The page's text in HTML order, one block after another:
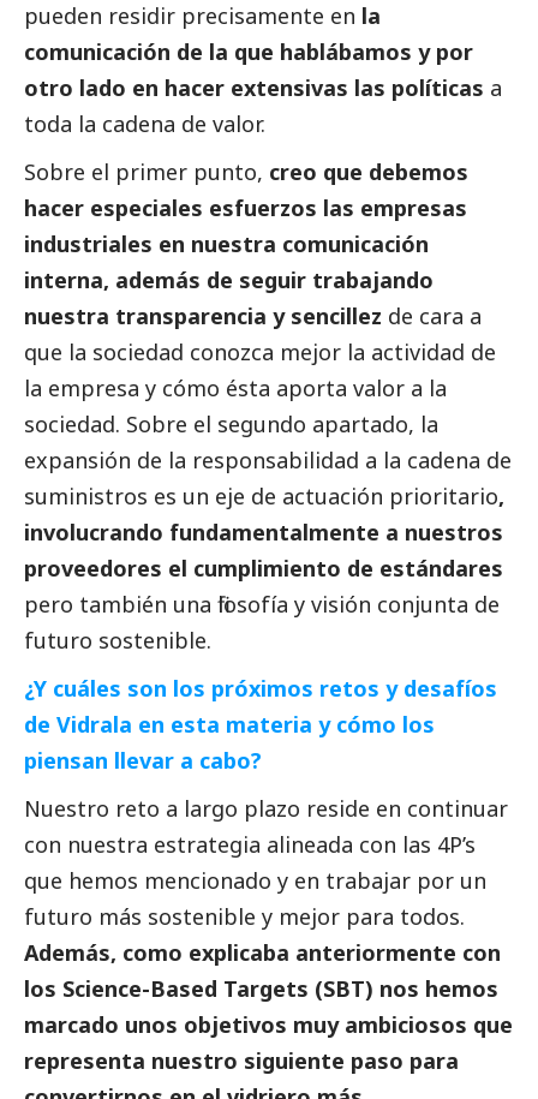
pueden residir precisamente en la
comunicación de la que hablábamos y por
otro lado en hacer extensivas las políticas a
toda la cadena de valor.
Sobre el primer punto, creo que debemos
hacer especiales esfuerzos las empresas
industriales en nuestra comunicación
interna, además de seguir trabajando
nuestra transparencia y sencillez de cara a
que la sociedad conozca mejor la actividad de
la empresa y cómo ésta aporta valor a la
sociedad. Sobre el segundo apartado, la
expansión de la responsabilidad a la cadena de
suministros es un eje de actuación prioritario,
involucrando fundamentalmente a nuestros
proveedores el cumplimiento de estándares
pero también una filosofía y visión conjunta de
futuro sostenible.
¿Y cuáles son los próximos retos y desafíos
de Vidrala en esta materia y cómo los
piensan llevar a cabo?
Nuestro reto a largo plazo reside en continuar
con nuestra estrategia alineada con las 4P’s
que hemos mencionado y en trabajar por un
futuro más sostenible y mejor para todos.
Además, como explicaba anteriormente con
los Science-Based Targets (SBT) nos hemos
marcado unos objetivos muy ambiciosos que
representa nuestro siguiente paso para